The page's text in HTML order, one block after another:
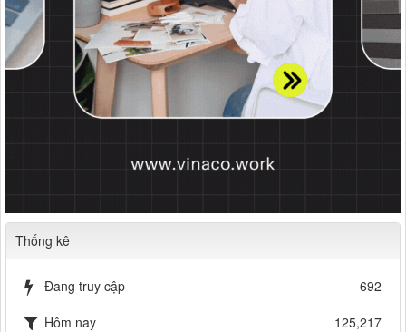
Thống kê
Đang truy cập
692
Hôm nay
125,217